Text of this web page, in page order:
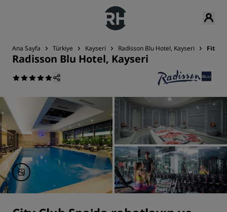
Ana Sayfa Türkiye Kayseri Radisson Blu Hotel, Kayseri
Radisson Blu Hotel, Kayseri